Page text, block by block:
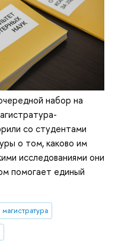
набор на
со студентами
о том, каково им
исследованиями они
помогает единый
магистратура